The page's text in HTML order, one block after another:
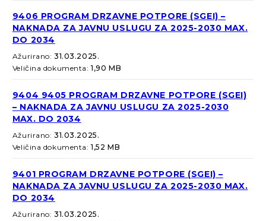
9406 PROGRAM DRZAVNE POTPORE (SGEI) –
NAKNADA ZA JAVNU USLUGU ZA 2025-2030 MAX.
DO 2034
Ažurirano:31.03.2025.
Veličina dokumenta:1,90 MB
9404 9405 PROGRAM DRZAVNE POTPORE (SGEI)
– NAKNADA ZA JAVNU USLUGU ZA 2025-2030
MAX. DO 2034
Ažurirano:31.03.2025.
Veličina dokumenta:1,52 MB
9401 PROGRAM DRZAVNE POTPORE (SGEI) –
NAKNADA ZA JAVNU USLUGU ZA 2025-2030 MAX.
DO 2034
Ažurirano:31.03.2025.